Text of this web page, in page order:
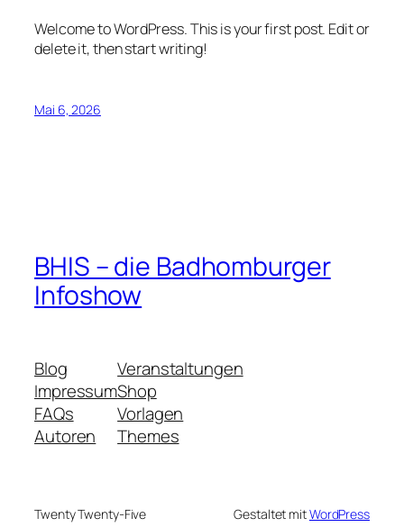
Welcome to WordPress. This is your first post. Edit or
delete it, then start writing!
Mai 6, 2026
BHIS – die Badhomburger
Infoshow
Blog
Impressum
FAQs
Autoren
Veranstaltungen
Shop
Vorlagen
Themes
Twenty Twenty-Five Gestaltet mitWordPress